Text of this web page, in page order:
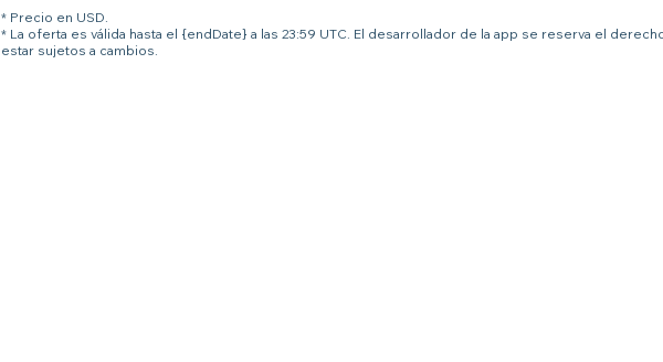
* Precio en USD.
* La oferta es válida hasta el {endDate} a las 23:59 UTC. El desarrollador de la app se reserva el
estar sujetos a cambios.